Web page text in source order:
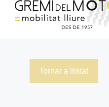
contingut
Tornar a llistat